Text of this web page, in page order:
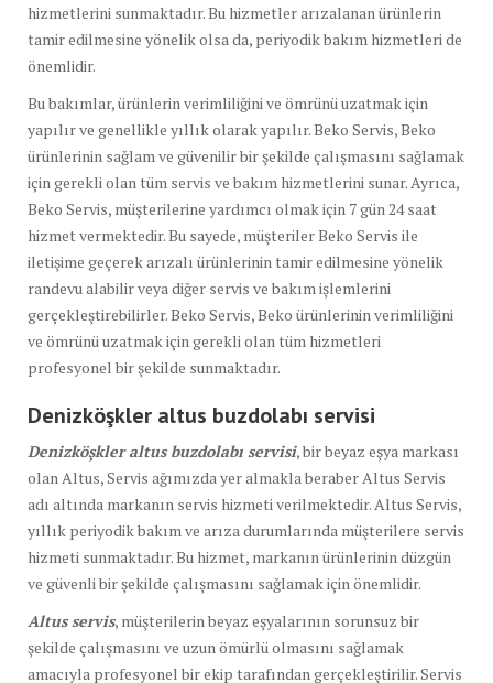
hizmetlerini sunmaktadır. Bu hizmetler arızalanan ürünlerin
tamir edilmesine yönelik olsa da, periyodik bakım hizmetleri de
önemlidir.
Bu bakımlar, ürünlerin verimliliğini ve ömrünü uzatmak için
yapılır ve genellikle yıllık olarak yapılır. Beko Servis, Beko
ürünlerinin sağlam ve güvenilir bir şekilde çalışmasını sağlamak
için gerekli olan tüm servis ve bakım hizmetlerini sunar. Ayrıca,
Beko Servis, müşterilerine yardımcı olmak için 7 gün 24 saat
hizmet vermektedir. Bu sayede, müşteriler Beko Servis ile
iletişime geçerek arızalı ürünlerinin tamir edilmesine yönelik
randevu alabilir veya diğer servis ve bakım işlemlerini
gerçekleştirebilirler. Beko Servis, Beko ürünlerinin verimliliğini
ve ömrünü uzatmak için gerekli olan tüm hizmetleri
profesyonel bir şekilde sunmaktadır.
Denizköşkler altus buzdolabı servisi
Denizköşkler altus buzdolabı servisi, bir beyaz eşya markası
olan Altus, Servis ağımızda yer almakla beraber Altus Servis
adı altında markanın servis hizmeti verilmektedir. Altus Servis,
yıllık periyodik bakım ve arıza durumlarında müşterilere servis
hizmeti sunmaktadır. Bu hizmet, markanın ürünlerinin düzgün
ve güvenli bir şekilde çalışmasını sağlamak için önemlidir.
Altus servis, müşterilerin beyaz eşyalarının sorunsuz bir
şekilde çalışmasını ve uzun ömürlü olmasını sağlamak
amacıyla profesyonel bir ekip tarafından gerçekleştirilir. Servis